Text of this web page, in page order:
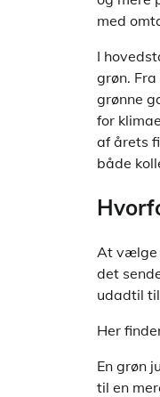
med
I
grøn.
grønne
for
af årets
både
At vælge
det
udadtil
Her
En grøn
til en